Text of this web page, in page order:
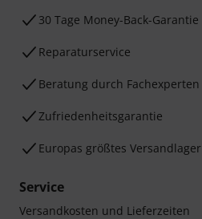
30 Tage Money-Back-Garantie
Reparaturservice
Beratung durch Fachexperten
Zufriedenheitsgarantie
Europas größtes Versandlager
Service
Versandkosten und Lieferzeiten